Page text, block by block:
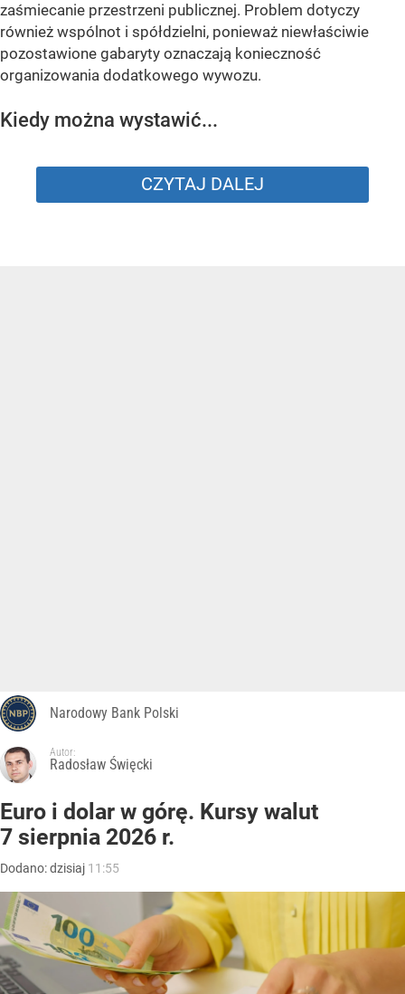
zaśmiecanie przestrzeni publicznej. Problem dotyczy
również wspólnot i spółdzielni, ponieważ niewłaściwie
pozostawione gabaryty oznaczają konieczność
organizowania dodatkowego wywozu.
Kiedy można wystawić...
CZYTAJ DALEJ
Narodowy Bank Polski
Autor:
Radosław Święcki
Euro i dolar w górę. Kursy walut
7 sierpnia 2026 r.
Dodano:dzisiaj 11:55